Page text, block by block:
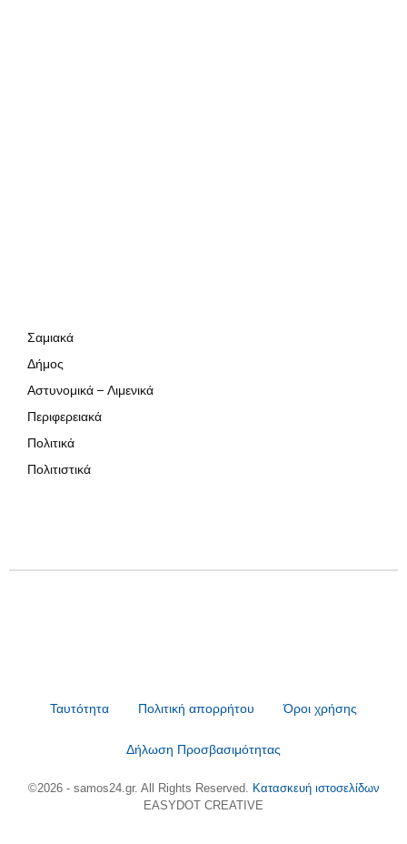
Σαμιακά
Δήμος
Αστυνομικά – Λιμενικά
Περιφερειακά
Πολιτικά
Πολιτιστικά
Ταυτότητα Πολιτική απορρήτου Όροι χρήσης
Δήλωση Προσβασιμότητας
©2026 - samos24.gr. All Rights Reserved. Κατασκευή ιστοσελίδων
EASYDOT CREATIVE